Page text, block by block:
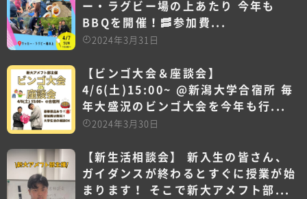
ー・ラグビー場の上あたり 今年も
BBQを開催！🥓参加費...
2024年3月31日
【ビンゴ大会＆座談会】
4/6(土)15:00~ @新潟大学合宿所 毎
年大盛況のビンゴ大会を今年も行...
2024年3月30日
【新生活相談会】 新入生の皆さん、
ガイダンスが終わるとすぐに授業が始
まります！ そこで新大アメフト部...